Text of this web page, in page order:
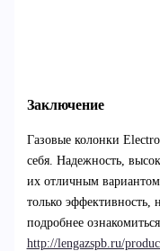
Заключение
Газовые колонки
себя. Надежность,
их отличным
только эффективность,
подробнее
http://lengazspb.ru/